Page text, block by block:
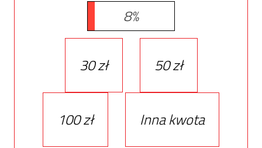
8%
30 zł 50 zł
100 zł
Inna kwota